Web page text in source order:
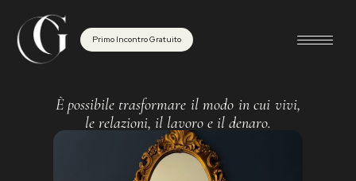
Primo Incontro Gratuito
È possibile trasformare il modo in cui vivi,
le relazioni, il lavoro e il denaro.